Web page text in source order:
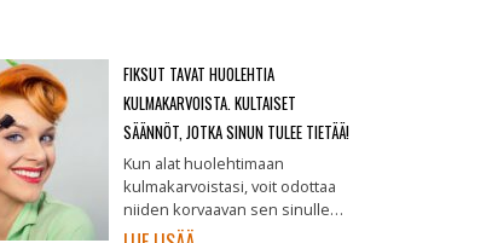
FIKSUT TAVAT HUOLEHTIA
KULMAKARVOISTA. KULTAISET
SÄÄNNÖT, JOTKA SINUN TULEE TIETÄÄ!
Kun alat huolehtimaan
kulmakarvoistasi, voit odottaa
niiden korvaavan sen sinulle…